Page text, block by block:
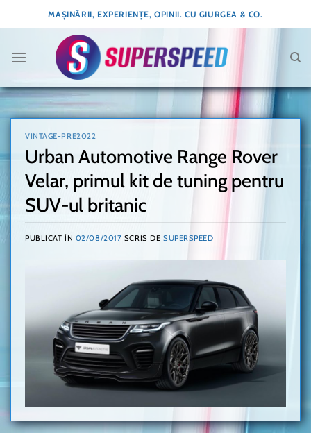
to
MAȘINĂRII, EXPERIENȚE, OPINII. CU GIURGEA & CO.
VINTAGE-PRE2022
Urban Automotive Range Rover
Velar, primul kit de tuning pentru
SUV-ul britanic
PUBLICAT ÎN 02/08/2017 SCRIS DE SUPERSPEED